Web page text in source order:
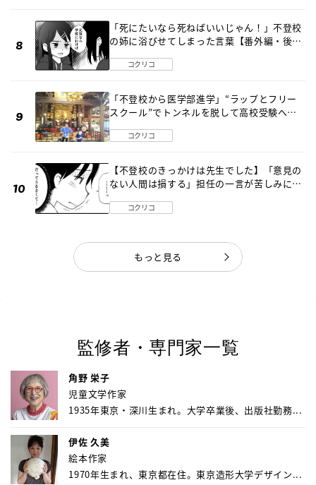
「死にたいなら死ねばいいじゃん！」不登校
の姉に浴びせてしまった言葉【番外編・後
コクリコ
「不登校から医学部進学」“ラップとフリー
スクール”でトンネルを脱して高校受験へ
コクリコ
【不登校のきっかけは先生でした】「意見の
ない人間は損する」担任の一言が苦しみに…
コクリコ
もっと見る
監修者・専門家一覧
角野 栄子
児童文学作家
1935年東京・深川生まれ。大学卒業後、出版社勤務...
伊佐 久美
絵本作家
1970年生まれ、東京都在住。東京造形大学デザイン...